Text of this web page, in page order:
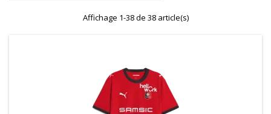
Affichage 1-38 de 38 article(s)